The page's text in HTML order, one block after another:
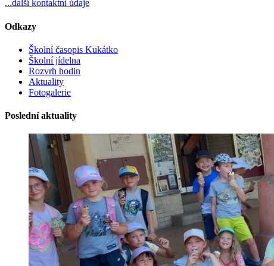
...další kontaktní údaje
Odkazy
Školní časopis Kukátko
Školní jídelna
Rozvrh hodin
Aktuality
Fotogalerie
Poslední aktuality